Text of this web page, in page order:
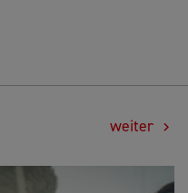
weiter